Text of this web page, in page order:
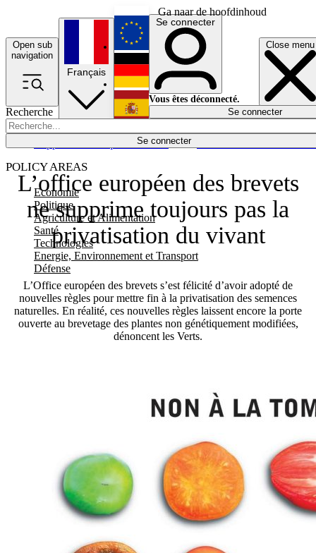
Ga naar de hoofdinhoud
Open sub
navigation
Close menu
Recherche
Se connecter
POLICY AREAS
Economie
Politique
Agriculture et Alimentation
Santé
Technologies
Energie, Environnement et Transport
Défense
Économie
Français
English
Deutsch
Español
Se connecter
Vous êtes déconnecté.
Se connecter
L’office européen des brevets
ne supprime toujours pas la
privatisation du vivant
L’Office européen des brevets s’est félicité d’avoir adopté de
nouvelles règles pour mettre fin à la privatisation des semences
naturelles. En réalité, ces nouvelles règles laissent encore la porte
ouverte au brevetage des plantes non génétiquement modifiées,
dénoncent les Verts.